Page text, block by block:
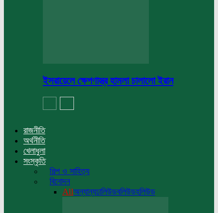
ইসরায়েলে ক্ষেপণাস্ত্র হামলা চালালো ইরান
রাজনীতি
অর্থনীতি
খেলাধুলা
সংস্কৃতি
শিল্প ও সাহিত্য
বিনোদন
Allঅন্যান্যঢালিউডবলিউডহলিউড